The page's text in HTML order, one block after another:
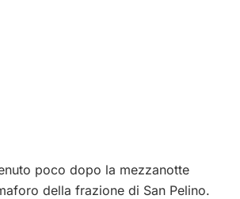
poco dopo la mezzanotte
della frazione di San Pelino.